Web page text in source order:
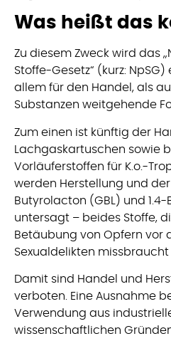
Was heißt das
Zu diesem Zweck wird das
Stoffe-Gesetz“ (kurz:
allem für den Handel, als
Substanzen weitgehende
Zum einen ist künftig der
Lachgaskartuschen sowie
Vorläuferstoffen für K.o.-
werden Herstellung und
Butyrolacton (GBL) und
untersagt – beides Stoffe,
Betäubung von Opfern vor
Sexualdelikten missbraucht
Damit sind Handel und
verboten. Eine Ausnahme
Verwendung aus
wissenschaftlichen